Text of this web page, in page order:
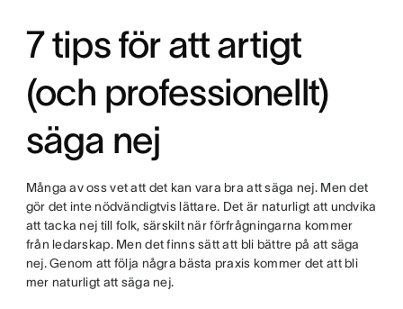
7 tips för att artigt
(och professionellt)
säga nej
Många av oss vet att det kan vara bra att säga nej. Men det
gör det inte nödvändigtvis lättare. Det är naturligt att undvika
att tacka nej till folk, särskilt när förfrågningarna kommer
från ledarskap. Men det finns sätt att bli bättre på att säga
nej. Genom att följa några bästa praxis kommer det att bli
mer naturligt att säga nej.